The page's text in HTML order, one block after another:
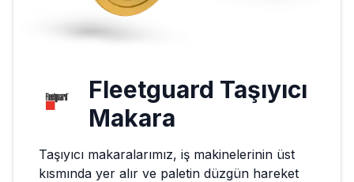
Fleetguard Taşıyıcı
Makara
Taşıyıcı makaralarımız, iş makinelerinin üst
kısmında yer alır ve paletin düzgün hareket